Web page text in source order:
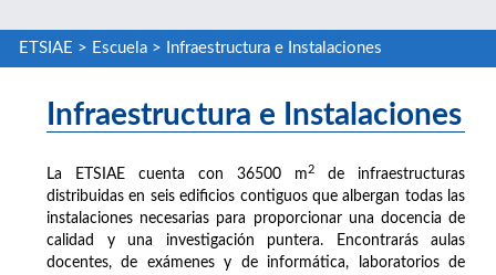
ETSIAE > Escuela> Infraestructura e Instalaciones
Infraestructura e Instalaciones
La ETSIAE cuenta con 36500 m2
de infraestructuras
distribuidas en seis edificios contiguos que albergan todas las
instalaciones necesarias para proporcionar una docencia de
calidad y una investigación puntera. Encontrarás aulas
docentes, de exámenes y de informática, laboratorios de